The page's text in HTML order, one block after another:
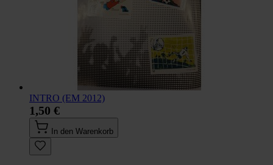
INTRO (EM 2012)
1,50 €
In den Warenkorb